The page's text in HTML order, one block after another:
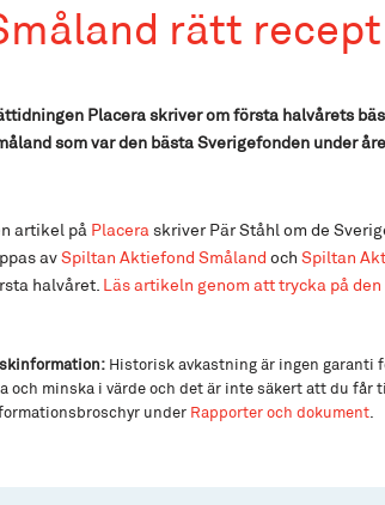
rätt
Placera skriver om första halvårets
som var den bästa Sverigefonden under
artikel på Placera skriver Pär Ståhl om de
avSpiltan Aktiefond Småland och Spiltan
halvåret. Läs artikeln genom att trycka på
Historisk avkastning är ingen garanti
och minska i värde och det är inte säkert att du
under Rapporter och dokument.